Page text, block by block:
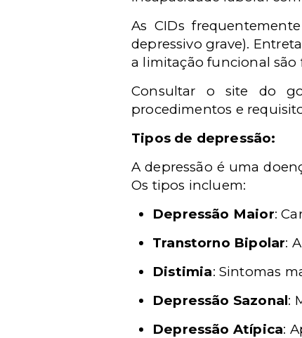
As CIDs
depressivo grave).
a limitação funcional são
Consultar o site do
procedimentos e
Tipos de depressão:
A depressão é uma
Os tipos incluem:
Depressão Maior:
Transtorno Bipolar:
Distimia: Sintomas
Depressão Sazonal:
Depressão Atípica: